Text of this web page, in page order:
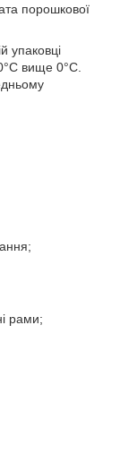
порошкової
упаковці
вище 0°С.
рами;